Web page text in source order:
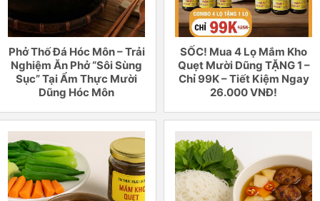
Phở Thố Đá Hóc Môn – Trải
Nghiệm Ăn Phở “Sôi Sùng
Sục” Tại Ẩm Thực Mười
Dũng Hóc Môn
SỐC! Mua 4 Lọ Mắm Kho
Quẹt Mười Dũng TẶNG 1 –
Chỉ 99K – Tiết Kiệm Ngay
26.000 VNĐ!